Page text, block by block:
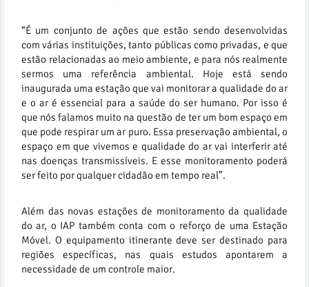
“É um conjunto de ações que estão sendo desenvolvidas
com várias instituições, tanto públicas como privadas, e que
estão relacionadas ao meio ambiente, e para nós realmente
sermos uma referência ambiental. Hoje está sendo
inaugurada uma estação que vai monitorar a qualidade do ar
e o ar é essencial para a saúde do ser humano. Por isso é
que nós falamos muito na questão de ter um bom espaço em
que pode respirar um ar puro. Essa preservação ambiental, o
espaço em que vivemos e qualidade do ar vai interferir até
nas doenças transmissíveis. E esse monitoramento poderá
ser feito por qualquer cidadão em tempo real”.
Além das novas estações de monitoramento da qualidade
do ar, o IAP também conta com o reforço de uma Estação
Móvel. O equipamento itinerante deve ser destinado para
regiões específicas, nas quais estudos apontarem a
necessidade de um controle maior.